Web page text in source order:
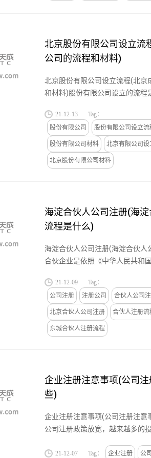
北京股份有限公司设立流
公司的流程和材料)
北京股份有限公司设立流程(北京
和材料)股份有限公司设立的流程
信息，书面协议和董事会的选举...
21-12-13
Tag：
股份有限公司
股份有限公司设立流
股份有限公司材料 北京有限公司设
北京股份有限公司材料
海淀合伙人公司注册(海
流程是什么)
海淀合伙人公司注册(海淀合伙人
合伙企业是依照《中华人民共和
经营、共享收益、共担风险，...
21-12-09
Tag：
公司注册
注册公司 合伙人公司
北京合伙人公司注册 合伙人注册流
东城合伙人注册流程
企业注册注意事项(公司
些)
企业注册注意事项(公司注册注意
公司注册政策放宽，越来越多的
公司之前要了解相关政策以及...
21-12-07 Tag： 企业注册 公